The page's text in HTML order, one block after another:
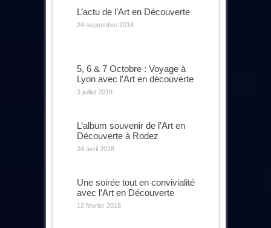
L’actu de l’Art en Découverte
24 septembre 2018
5, 6 & 7 Octobre : Voyage à
Lyon avec l’Art en découverte
3 juillet 2018
L’album souvenir de l’Art en
Découverte à Rodez
24 avril 2018
Une soirée tout en convivialité
avec l’Art en Découverte
12 février 2018